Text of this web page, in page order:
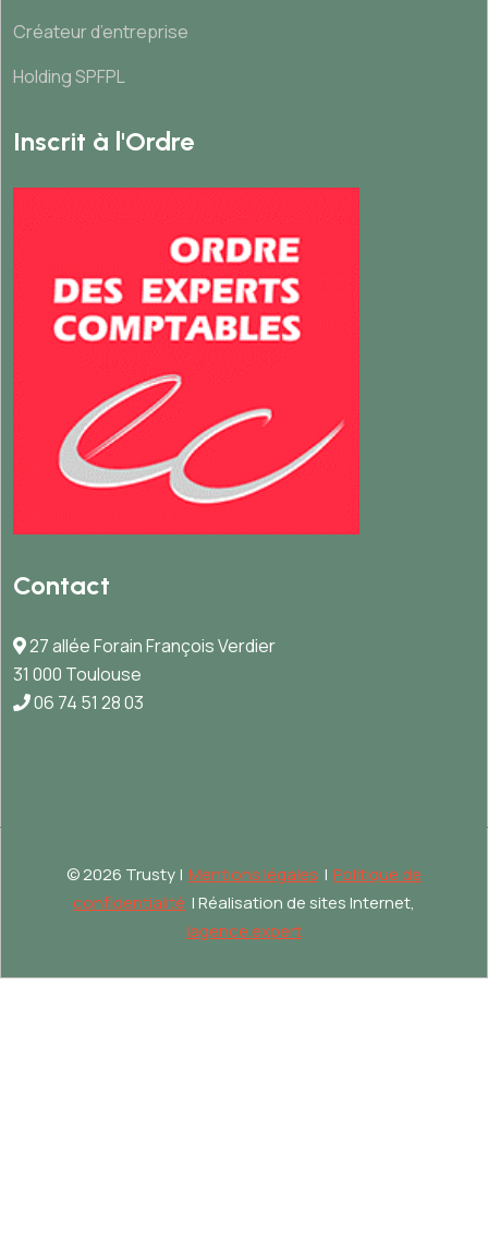
Créateur d’entreprise
Holding SPFPL
Inscrit à l'Ordre
Contact
27 allée Forain François Verdier
31 000 Toulouse
06 74 51 28 03
©2026 Trusty | Mentions légales | Politique de
confidentialité | Réalisation de sites Internet,
lagence.expert